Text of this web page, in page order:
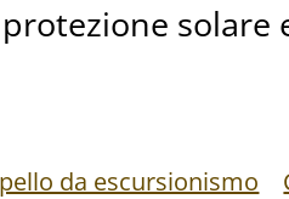
solare
da escursionismo